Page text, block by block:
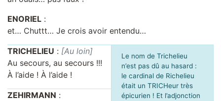
ENORIEL :
et… Chuttt… Je crois avoir entendu…
Le nom de Trichelieu
n’est pas dû au hasard :
le cardinal de Richelieu
était un TRICHeur très
épicurien ! Et l’adjonction
TRICHELIEU : [Au loin]
Au secours, au secours !!!
À l’aide ! À l’aide !
ZEHIRMANN :